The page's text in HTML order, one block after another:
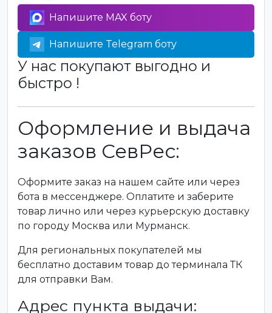
Напишите MAX боту
Напишите Telegram боту
У нас покупают выгодно и
быстро !
Оформление и выдача
заказов СевРес:
Оформите заказ на нашем сайте или через
бота в мессенджере. Оплатите и заберите
товар лично или через курьерскую доставку
по городу Москва или Мурманск.
Для региональных покупателей мы
бесплатно доставим товар до терминала ТК
для отправки Вам.
Адрес пункта выдачи: